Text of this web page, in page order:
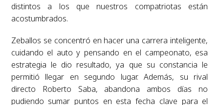
distintos a los que nuestros compatriotas están
acostumbrados.
Zeballos se concentró en hacer una carrera inteligente,
cuidando el auto y pensando en el campeonato, esa
estrategia le dio resultado, ya que su constancia le
permitió llegar en segundo lugar. Además, su rival
directo Roberto Saba, abandona ambos días no
pudiendo sumar puntos en esta fecha clave para el